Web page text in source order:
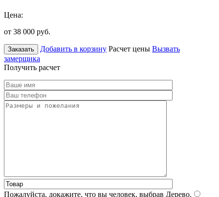
Цена:
от 38 000 руб.
Заказать Добавить в корзину Расчет цены Вызвать
замерщика
Получить расчет
Пожалуйста, докажите, что вы человек, выбрав Дерево.